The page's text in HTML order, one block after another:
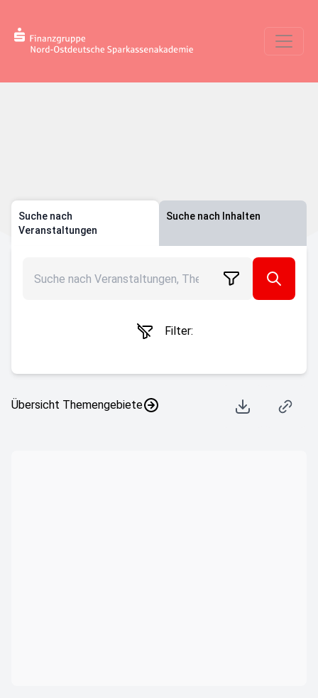
Suche nach
Veranstaltungen
Suche nach Inhalten
Filter:
Übersicht Themengebiete